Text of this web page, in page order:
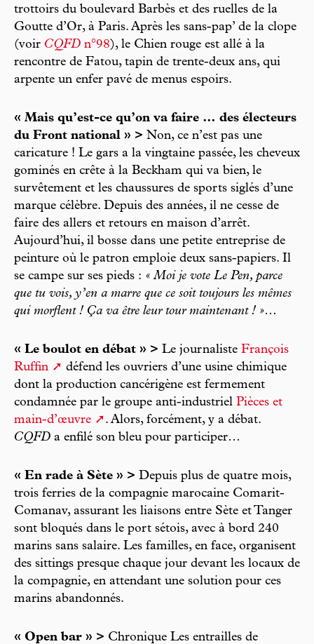
trottoirs du boulevard Barbès et des ruelles de la
Goutte d’Or, à Paris. Après les sans-pap’ de la clope
(voir CQFD n°98), le Chien rouge est allé à la
rencontre de Fatou, tapin de trente-deux ans, qui
arpente un enfer pavé de menus espoirs.
« Mais qu’est-ce qu’on va faire … des électeurs
du Front national » > Non, ce n’est pas une
caricature ! Le gars a la vingtaine passée, les cheveux
gominés en crête à la Beckham qui va bien, le
survêtement et les chaussures de sports siglés d’une
marque célèbre. Depuis des années, il ne cesse de
faire des allers et retours en maison d’arrêt.
Aujourd’hui, il bosse dans une petite entreprise de
peinture où le patron emploie deux sans-papiers. Il
se campe sur ses pieds : « Moi je vote Le Pen, parce
que tu vois, y’en a marre que ce soit toujours les mêmes
qui morflent ! Ça va être leur tour maintenant ! »…
« Le boulot en débat » > Le journaliste François
Ruffin
défend les ouvriers d’une usine chimique
dont la production cancérigène est fermement
condamnée par le groupe anti-industriel Pièces et
main-d’œuvre
. Alors, forcément, y a débat.
CQFD a enfilé son bleu pour participer…
« En rade à Sète » > Depuis plus de quatre mois,
trois ferries de la compagnie marocaine Comarit-
Comanav, assurant les liaisons entre Sète et Tanger
sont bloqués dans le port sétois, avec à bord 240
marins sans salaire. Les familles, en face, organisent
des sittings presque chaque jour devant les locaux de
la compagnie, en attendant une solution pour ces
marins abandonnés.
« Open bar » > Chronique Les entrailles de